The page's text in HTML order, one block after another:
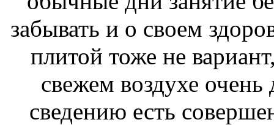
забывать и о своем
плитой тоже не
свежем воздухе
сведению есть